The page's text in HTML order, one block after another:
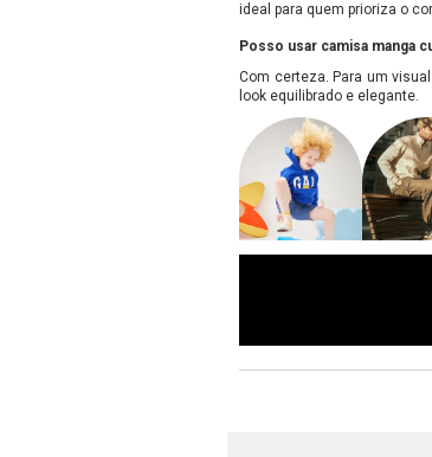
ideal para quem prioriza o
Posso usar camisa manga
Com certeza. Para um
look equilibrado e elegante.